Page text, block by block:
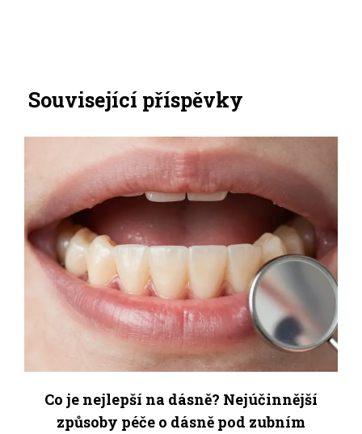
Související příspěvky
Co je nejlepší na dásně? Nejúčinnější
způsoby péče o dásně pod zubním